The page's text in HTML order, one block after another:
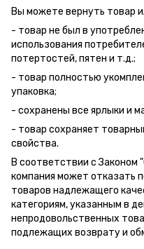
Вы можете вернуть товар
- товар не был в
использования
потертостей, пятен и т.д.;
- товар полностью
упаковка;
- сохранены все ярлыки и
- товар сохраняет
свойства.
В соответствии с
компания может отказать
товаров надлежащего
категориям, указанным в
непродовольственных
подлежащих возврату и